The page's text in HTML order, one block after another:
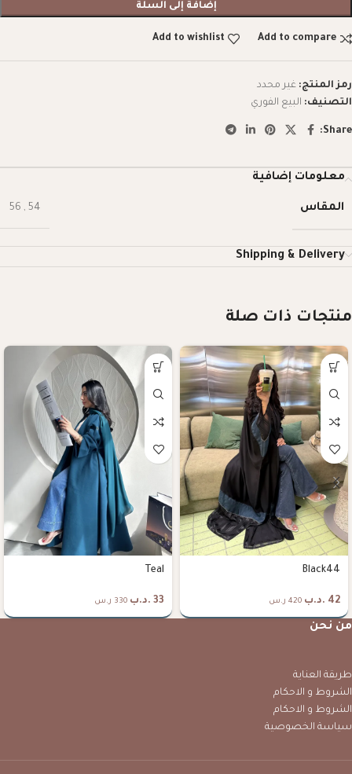
إضافة إلى السلة
Add to compare
Add to wishlist
رمز المنتج: غير محدد
التصنيف: البيع الفوري
Share:
معلومات إضافية
المقاس 54
,
56
Shipping & Delivery
منتجات ذات صلة
Black44
42 .د.ب 420 ر.س
Teal
33 .د.ب 330 ر.س
من نحن
طريقة العناية
الشروط و الاحكام
الشروط و الاحكام
سياسة الخصوصية